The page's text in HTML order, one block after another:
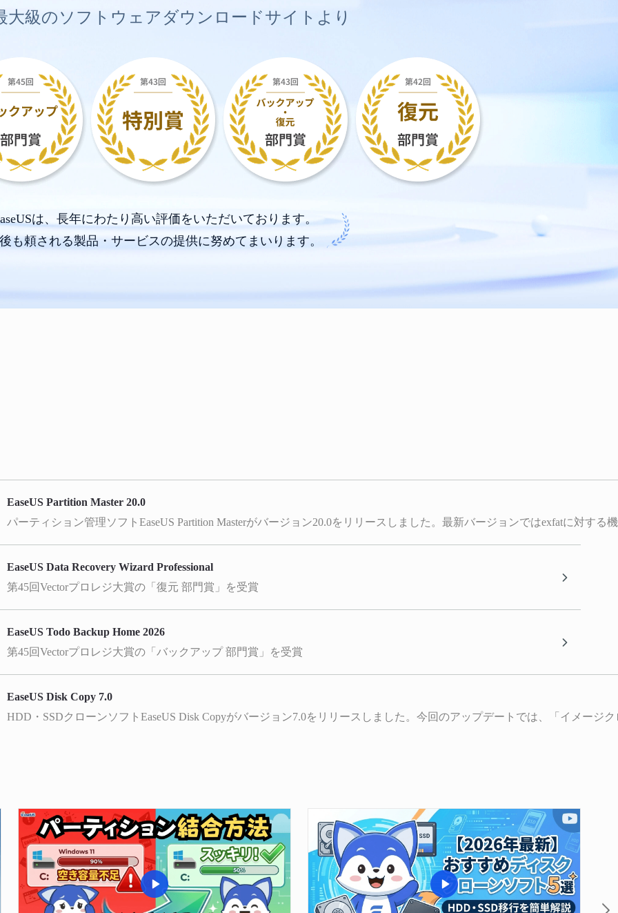
大級のソフトウェアダウンロードサイトより
は、長年にわたり高い評価をいただいております。
も頼される製品・サービスの提供に努めてまいります。
EaseUS Partition Master 20.0
EaseUS Data Recovery Wizard Professional
第45回Vectorプロレジ大賞の「復元 部門賞」を受賞
EaseUS Todo Backup Home 2026
第45回Vectorプロレジ大賞の「バックアップ 部門賞」を受賞
EaseUS Disk Copy 7.0